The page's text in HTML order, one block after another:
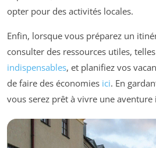
opter pour des activités locales.
Enfin, lorsque vous préparez un
consulter des ressources utiles,
indispensables, et planifiez vos
de faire des économies ici. En
vous serez prêt à vivre une